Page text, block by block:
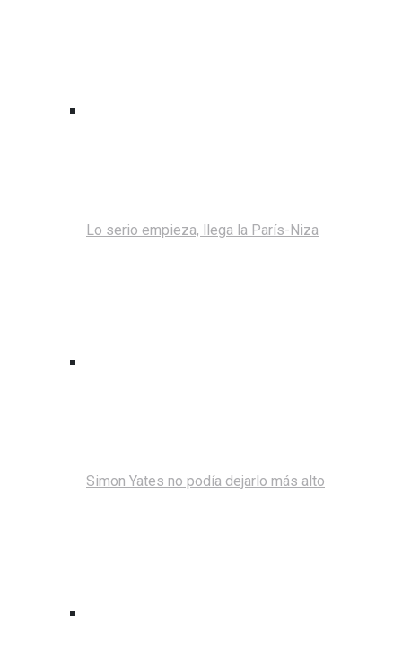
Lo serio empieza, llega la París-Niza
Simon Yates no podía dejarlo más alto